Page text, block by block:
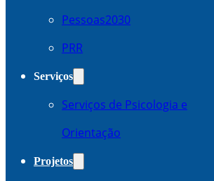
Pessoas2030
PRR
Serviços
Serviços de Psicologia e
Orientação
Projetos